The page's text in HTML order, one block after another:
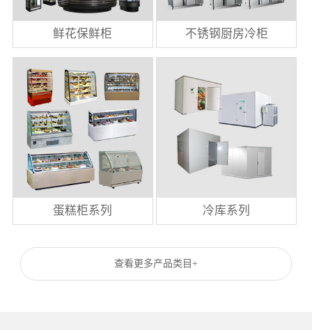
鲜花保鲜柜 不锈钢厨房冷柜
蛋糕柜系列 冷库系列
查看更多产品类目+